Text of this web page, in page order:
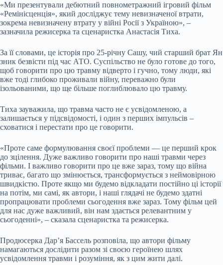
«Ми презентували дебютний повнометражний ігровий фільм
«Ремінісценція», який досліджує тему невизначеної втрати,
зокрема невизначену втрату у війні Росії з Україною», –
зазначила режисерка та сценаристка Анастасія Тиха.
За її словами, це історія про 25-річну Сашу, чий старший брат Ян
зник безвісти під час АТО. Суспільство не було готове до того,
щоб говорити про цю травму відверто і гучно, тому люди, які
вже тоді глибоко проживали війну, переважно були
ізольованими, що ще більше поглиблювало цю травму.
Тиха зауважила, що травма часто не є усвідомленою, а
залишається у підсвідомості, і один з перших імпульсів –
сховатися і перестати про це говорити.
«Проте саме формулювання своєї проблеми — це перший крок
до зцілення. Дуже важливо говорити про наші травми через
фільми. І важливо говорити про це вже зараз, тому що війна
триває, багато що змінюється, трансформується з неймовірною
швидкістю. Проте якщо ми будемо відкладати постійно ці історії
на потім, ми самі, як автори, і наші глядачі не будемо здатні
пропрацювати проблеми сьогодення вже зараз. Тому фільм цей
для нас дуже важливий, він нам здається релевантним у
сьогоденні», – сказала сценаристка та режисерка.
Продюсерка Дар’я Бассель розповіла, що автори фільму
намагаються дослідити разом зі своєю героїнею шлях
усвідомлення травми і розуміння, як з цим жити далі.